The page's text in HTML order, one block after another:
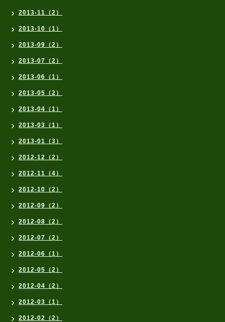
2013-11（2）
2013-10（1）
2013-09（2）
2013-07（2）
2013-06（1）
2013-05（2）
2013-04（1）
2013-03（1）
2013-01（3）
2012-12（2）
2012-11（4）
2012-10（2）
2012-09（2）
2012-08（2）
2012-07（2）
2012-06（1）
2012-05（2）
2012-04（2）
2012-03（1）
2012-02（2）